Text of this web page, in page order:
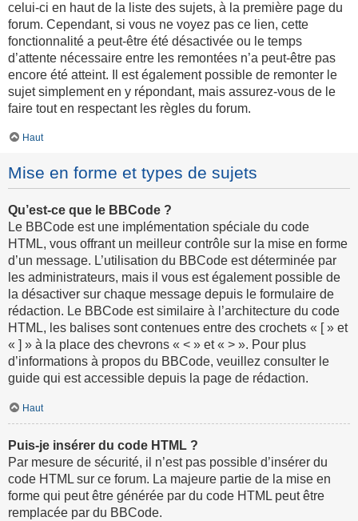
celui-ci en haut de la liste des sujets, à la première page du
forum. Cependant, si vous ne voyez pas ce lien, cette
fonctionnalité a peut-être été désactivée ou le temps
d’attente nécessaire entre les remontées n’a peut-être pas
encore été atteint. Il est également possible de remonter le
sujet simplement en y répondant, mais assurez-vous de le
faire tout en respectant les règles du forum.
Haut
Mise en forme et types de sujets
Qu’est-ce que le BBCode ?
Le BBCode est une implémentation spéciale du code
HTML, vous offrant un meilleur contrôle sur la mise en forme
d’un message. L’utilisation du BBCode est déterminée par
les administrateurs, mais il vous est également possible de
la désactiver sur chaque message depuis le formulaire de
rédaction. Le BBCode est similaire à l’architecture du code
HTML, les balises sont contenues entre des crochets « [ » et
« ] » à la place des chevrons « < » et « > ». Pour plus
d’informations à propos du BBCode, veuillez consulter le
guide qui est accessible depuis la page de rédaction.
Haut
Puis-je insérer du code HTML ?
Par mesure de sécurité, il n’est pas possible d’insérer du
code HTML sur ce forum. La majeure partie de la mise en
forme qui peut être générée par du code HTML peut être
remplacée par du BBCode.